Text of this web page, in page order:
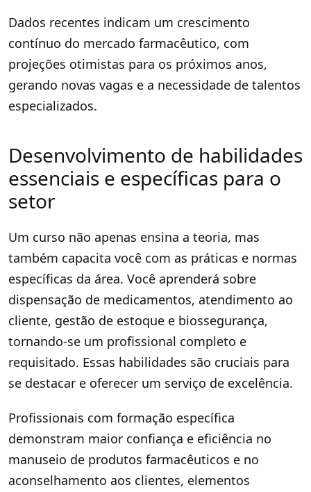
Dados recentes indicam um crescimento
contínuo do mercado farmacêutico, com
projeções otimistas para os próximos anos,
gerando novas vagas e a necessidade de talentos
especializados.
Desenvolvimento de habilidades
essenciais e específicas para o
setor
Um curso não apenas ensina a teoria, mas
também capacita você com as práticas e normas
específicas da área. Você aprenderá sobre
dispensação de medicamentos, atendimento ao
cliente, gestão de estoque e biossegurança,
tornando-se um profissional completo e
requisitado. Essas habilidades são cruciais para
se destacar e oferecer um serviço de excelência.
Profissionais com formação específica
demonstram maior confiança e eficiência no
manuseio de produtos farmacêuticos e no
aconselhamento aos clientes, elementos